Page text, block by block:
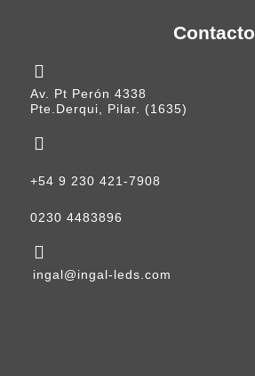
Contacto
Av. Pt Perón 4338
Pte.Derqui, Pilar. (1635)
+54 9 230 421-7908
0230 4483896
ingal@ingal-leds.com